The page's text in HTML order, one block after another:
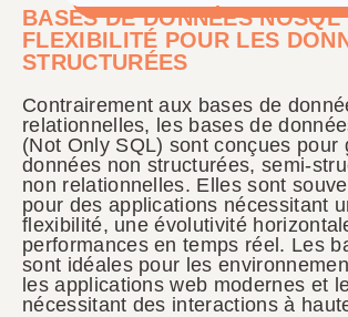
BASES DE DONNÉES NOSQL
FLEXIBILITÉ POUR LES
STRUCTURÉES
Contrairement aux bases de
relationnelles, les bases de
(Not Only SQL) sont conçues pour
données non structurées, semi-
non relationnelles. Elles sont
pour des applications nécessitant
flexibilité, une évolutivité
performances en temps réel. Les
sont idéales pour les
les applications web modernes et
nécessitant des interactions à